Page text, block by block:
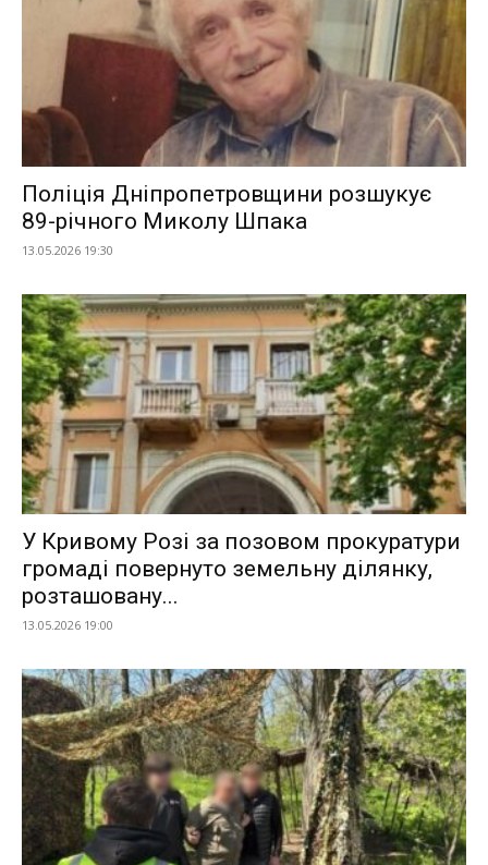
Поліція Дніпропетровщини розшукує
89-річного Миколу Шпака
13.05.2026 19:30
У Кривому Розі за позовом прокуратури
громаді повернуто земельну ділянку,
розташовану...
13.05.2026 19:00